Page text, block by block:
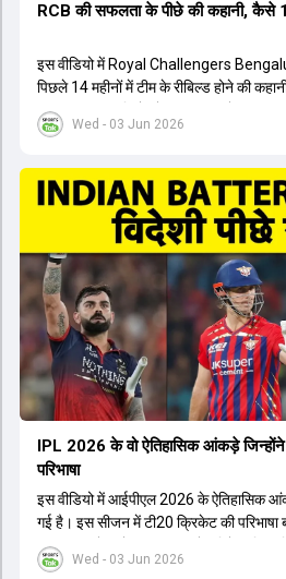
Wed - 03 Jun 2026
RCB की सफलता के पीछे की कहानी, कैसे
इस वीडियो में Royal Challengers
पिछले 14 महीनों में टीम के रीबिल्ड होने की
अपनी पुरानी गलतियों को स्वीकार करते हुए एक
मैनेजमेंट में Mo Bobat, Andy Flower,
के तहत Bhuvneshwar Kumar, Krunal
जैसे भारतीय खिलाड़ियों को टीम में शामिल किया
किया। इसके अलावा, Virat Kohli की भूमिका में
अब टीम के युवा खिलाड़ियों के साथ ज्यादा
Patidar के नेतृत्व में टीम का कम्युनिकेशन बहुत
मैनेजमेंट तक, सभी एक ही पेज पर रहते हैं, जिससे
होता। यही कारण है कि RCB ने लगातार
Wed - 03 Jun 2026
IPL 2026 के वो ऐतिहासिक आंकड़े
परिभाषा
इस वीडियो में आईपीएल 2026 के ऐतिहासिक
गई है। इस सीजन में टी20 क्रिकेट की परिभाषा
भारतीय बल्लेबाजों का स्ट्राइक रेट विदेशी
1426 छक्के लगे और 65 बार टीमों ने 200 से